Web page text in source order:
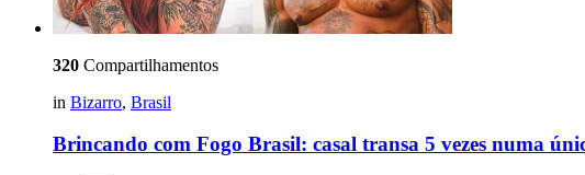
320 Compartilhamentos
in Bizarro, Brasil
Brincando com Fogo Brasil: casal transa 5 vezes numa